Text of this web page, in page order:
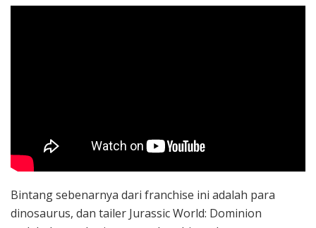
Bintang sebenarnya dari franchise ini adalah para
dinosaurus, dan tailer Jurassic World: Dominion